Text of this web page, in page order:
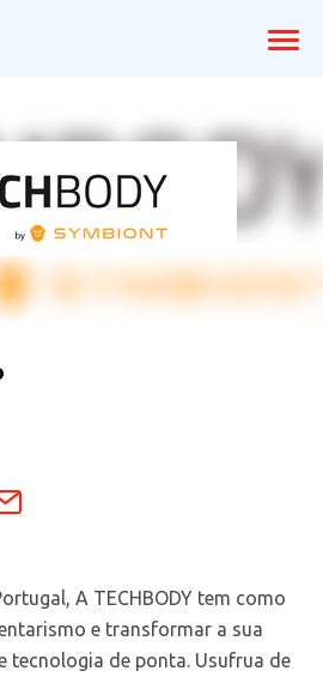
A TECHBODY tem como
e transformar a sua
tecnologia de ponta. Usufrua de